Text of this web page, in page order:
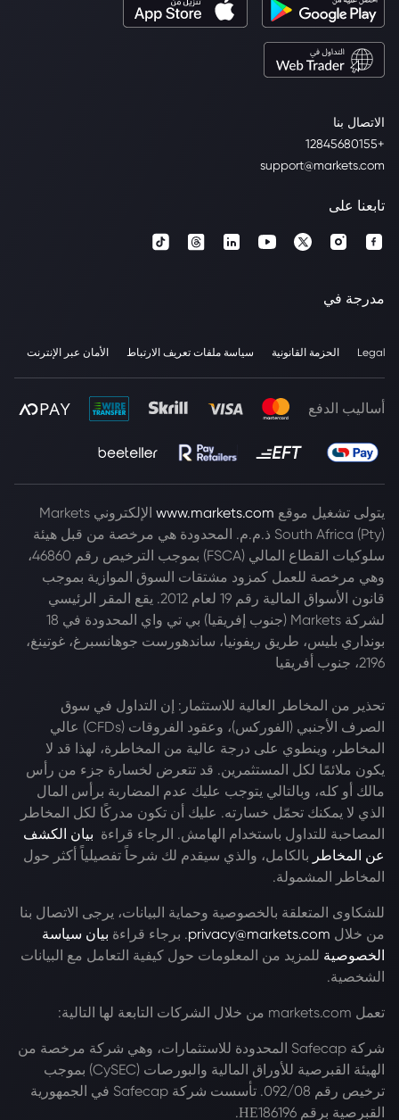
الاتصال بنا
+12845680155
support@markets.com
تابعنا على
مدرجة في
Legal الحزمة القانونية سياسة ملفات تعريف الارتباط الأمان عبر الإنترنت
أساليب الدفع
يتولى تشغيل موقع www.markets.com
الإلكتروني Markets
South Africa (Pty) ذ.م.م. المحدودة هي مرخصة من قبل هيئة
سلوكيات القطاع المالي (FSCA) بموجب الترخيص رقم 46860،
وهي مرخصة للعمل كمزود مشتقات السوق الموازية بموجب
قانون الأسواق المالية رقم 19 لعام 2012. يقع المقر الرئيسي
لشركة Markets (جنوب إفريقيا) بي تي واي المحدودة في 18
بونداري بليس، طريق ريفونيا، ساندهورست جوهانسبرغ، غوتينغ،
2196، جنوب أفريقيا
تحذير من المخاطر العالية للاستثمار: إن التداول في سوق
الصرف الأجنبي (الفوركس)، وعقود الفروقات (CFDs) عالي
المخاطر، وينطوي على درجة عالية من المخاطرة، لهذا قد لا
يكون ملائمًا لكل المستثمرين. قد تتعرض لخسارة جزء من رأس
مالك أو كله، وبالتالي يتوجب عليك عدم المضاربة برأس المال
الذي لا يمكنك تحمّل خسارته. عليك أن تكون مدركًا لكل المخاطر
المصاحبة للتداول باستخدام الهامش. الرجاء قراءة بيان الكشف
عن المخاطر بالكامل، والذي سيقدم لك شرحاً تفصيلياً أكثر حول
المخاطر المشمولة.
للشكاوى المتعلقة بالخصوصية وحماية البيانات، يرجى الاتصال بنا
من خلال privacy@markets.com. برجاء قراءة بيان سياسة
الخصوصية للمزيد من المعلومات حول كيفية التعامل مع البيانات
الشخصية.
تعمل markets.com من خلال الشركات التابعة لها التالية:
شركة Safecap المحدودة للاستثمارات، وهي شركة مرخصة من
الهيئة القبرصية للأوراق المالية والبورصات (CySEC) بموجب
ترخيص رقم 092/08. تأسست شركة Safecap في الجمهورية
القبرصية برقم ΗΕ186196.